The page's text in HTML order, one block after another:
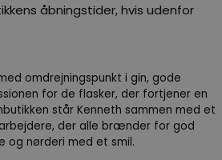
åbningstider, hvis udenfor
omdrejningspunkt i gin, gode
for de flasker, der fortjener en
står Kenneth sammen med et
der alle brænder for god
og nørderi med et smil.